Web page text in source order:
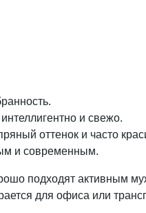
и свежо.
оттенок и часто
и современным.
подходят активным
для офиса или